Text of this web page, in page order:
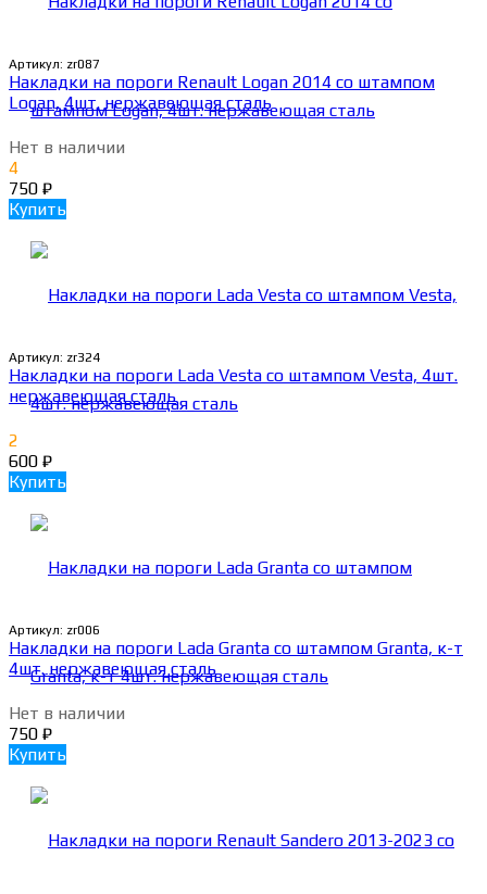
Артикул: zr087
Накладки на пороги Renault Logan 2014 со штампом
Logan, 4шт. нержавеющая сталь
Нет в наличии
4
750 ₽
Купить
Артикул: zr324
Накладки на пороги Lada Vesta со штампом Vesta, 4шт.
нержавеющая сталь
2
600 ₽
Купить
Артикул: zr006
Накладки на пороги Lada Granta со штампом Granta, к-т
4шт. нержавеющая сталь
Нет в наличии
750 ₽
Купить